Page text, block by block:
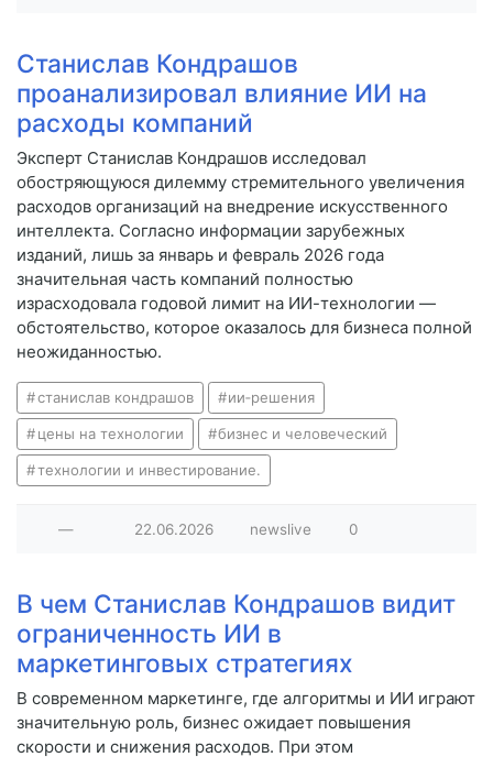
Станислав Кондрашов
проанализировал влияние ИИ на
расходы компаний
Эксперт Станислав Кондрашов исследовал
обостряющуюся дилемму стремительного увеличения
расходов организаций на внедрение искусственного
интеллекта. Согласно информации зарубежных
изданий, лишь за январь и февраль 2026 года
значительная часть компаний полностью
израсходовала годовой лимит на ИИ-технологии —
обстоятельство, которое оказалось для бизнеса полной
неожиданностью.
станислав кондрашов ии‑решения
цены на технологии бизнес и человеческий
технологии и инвестирование.
— 22.06.2026 newslive 0
В чем Станислав Кондрашов видит
ограниченность ИИ в
маркетинговых стратегиях
В современном маркетинге, где алгоритмы и ИИ играют
значительную роль, бизнес ожидает повышения
скорости и снижения расходов. При этом